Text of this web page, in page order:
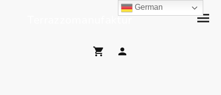
Terrazzomanufaktur
German